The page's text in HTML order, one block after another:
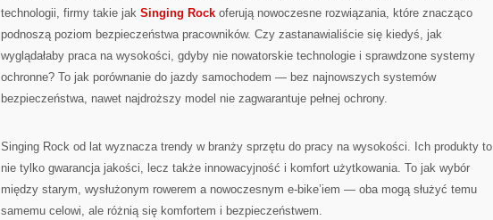
technologii, firmy takie jak Singing Rock oferują nowoczesne rozwiązania, które znacząco
podnoszą poziom bezpieczeństwa pracowników. Czy zastanawialiście się kiedyś, jak
wyglądałaby praca na wysokości, gdyby nie nowatorskie technologie i sprawdzone systemy
ochronne? To jak porównanie do jazdy samochodem — bez najnowszych systemów
bezpieczeństwa, nawet najdroższy model nie zagwarantuje pełnej ochrony.
Singing Rock od lat wyznacza trendy w branży sprzętu do pracy na wysokości. Ich produkty to
nie tylko gwarancja jakości, lecz także innowacyjność i komfort użytkowania. To jak wybór
między starym, wysłużonym rowerem a nowoczesnym e-bike’iem — oba mogą służyć temu
samemu celowi, ale różnią się komfortem i bezpieczeństwem.